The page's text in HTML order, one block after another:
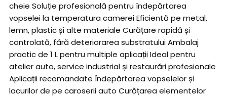
cheie Soluție profesională pentru îndepărtarea
vopselei la temperatura camerei Eficientă pe metal,
lemn, plastic și alte materiale Curățare rapidă și
controlată, fără deteriorarea substratului Ambalaj
practic de 1 L pentru multiple aplicații Ideal pentru
atelier auto, service industrial și restaurări profesionale
Aplicații recomandate Îndepărtarea vopselelor și
lacurilor de pe caroserii auto Curățarea elementelor